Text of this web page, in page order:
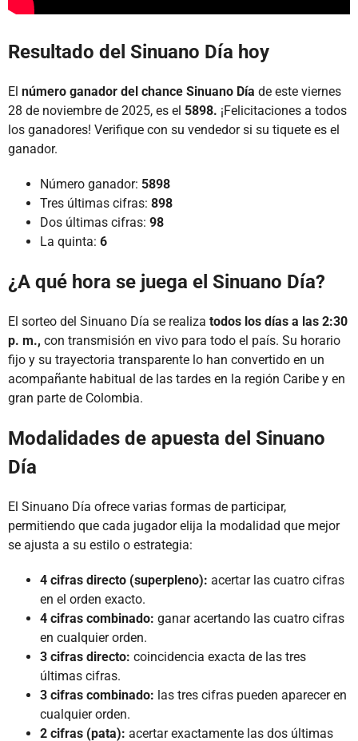
Resultado del Sinuano Día hoy
El número ganador del chance Sinuano Día de este viernes
28 de noviembre de 2025, es el 5898. ¡Felicitaciones a todos
los ganadores! Verifique con su vendedor si su tiquete es el
ganador.
Número ganador: 5898
Tres últimas cifras: 898
Dos últimas cifras: 98
La quinta: 6
¿A qué hora se juega el Sinuano Día?
El sorteo del Sinuano Día se realiza todos los días a las 2:30
p. m., con transmisión en vivo para todo el país. Su horario
fijo y su trayectoria transparente lo han convertido en un
acompañante habitual de las tardes en la región Caribe y en
gran parte de Colombia.
Modalidades de apuesta del Sinuano
Día
El Sinuano Día ofrece varias formas de participar,
permitiendo que cada jugador elija la modalidad que mejor
se ajusta a su estilo o estrategia:
4 cifras directo (superpleno): acertar las cuatro cifras
en el orden exacto.
4 cifras combinado: ganar acertando las cuatro cifras
en cualquier orden.
3 cifras directo: coincidencia exacta de las tres
últimas cifras.
3 cifras combinado: las tres cifras pueden aparecer en
cualquier orden.
2 cifras (pata): acertar exactamente las dos últimas